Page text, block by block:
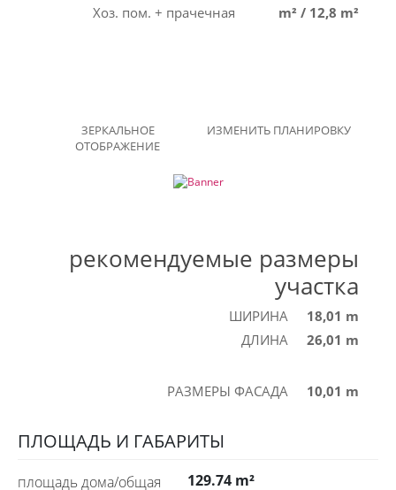
Хоз. пом. + прачечная
m² / 12,8 m²
ЗЕРКАЛЬНОЕ
ОТОБРАЖЕНИЕ
ИЗМЕНИТЬ ПЛАНИРОВКУ
рекомендуемые размеры
участка
ШИРИНА
18,01 m
ДЛИНА
26,01 m
РАЗМЕРЫ ФАСАДА 10,01 m
ПЛОЩАДЬ И ГАБАРИТЫ
площадь дома/общая 129.74 m²